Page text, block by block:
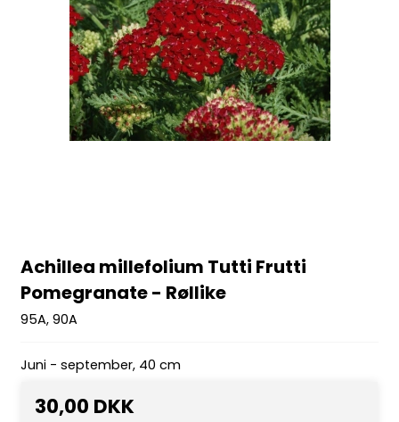
Achillea millefolium Tutti Frutti
Pomegranate - Røllike
95A, 90A
Juni - september, 40 cm
30,00 DKK